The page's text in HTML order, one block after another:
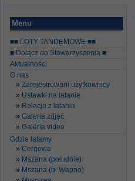
Menu
■■ LOTY TANDEMOWE ■■
■ Dołącz do Stowarzyszenia ■
Aktualności
O nas
Zarejestrowani użytkownicy
Ustawki na latanie
Relacje z latania
Galeria zdjęć
Galeria video
Gdzie latamy
Cergowa
Mszana (południe)
Mszana (g. Wapno)